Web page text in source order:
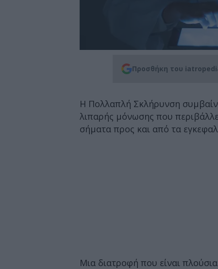
Προσθήκη του
Η Πολλαπλή Σκλήρυνση
λιπαρής μόνωσης που
σήματα προς και από τα
Μια διατροφή που είναι